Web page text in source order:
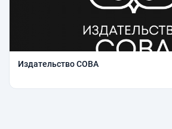
Издательство СОВА